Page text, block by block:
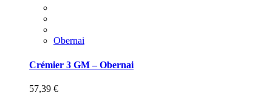
Obernai
Crémier 3 GM – Obernai
57,39 €